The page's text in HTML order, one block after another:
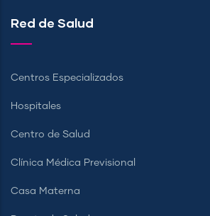
Red de Salud
Centros Especializados
Hospitales
Centro de Salud
Clínica Médica Previsional
Casa Materna